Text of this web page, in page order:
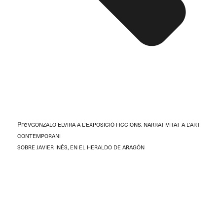
PrevGONZALO ELVIRA A L’EXPOSICIÓ FICCIONS. NARRATIVITAT A L’ART
CONTEMPORANI
SOBRE JAVIER INÉS, EN EL HERALDO DE ARAGÓN